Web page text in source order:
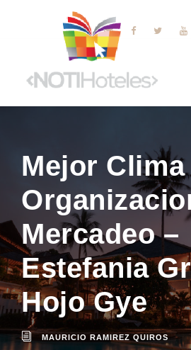
Mejor Clima
Mercadeo –
Estefania
Hojo Gye
MAURICIO RAMIREZ QUIROS